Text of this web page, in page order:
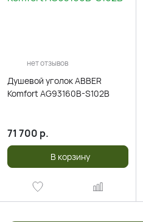
нет отзывов
Душевой уголок ABBER
Komfort AG93160B-S102B
71 700 р.
В корзину